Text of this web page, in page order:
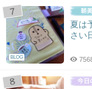
BLOG
夏は
さい